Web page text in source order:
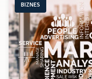
BIZNES